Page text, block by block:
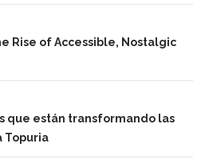
Rise of Accessible, Nostalgic
que están transformando las
Topuria